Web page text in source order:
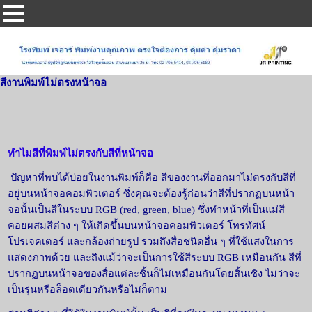
สีงานพิมพ์ไม่ตรงหน้าจอ
ทำไมสีที่พิมพ์ไม่ตรงกับสีที่หน้าจอ
ปัญหาที่พบได้บ่อยในงานพิมพ์ก็คือ สีของงานที่ออกมาไม่ตรงกับสีที่
อยู่บนหน้าจอคอมพิวเตอร์ ซึ่งคุณจะต้องรู้ก่อนว่าสีที่ปรากฏบนหน้า
จอนั้นเป็นสีในระบบ RGB (red, green, blue) ซึ่งทำหน้าที่เป็นแม่สี
คอยผสมสีต่าง ๆ ให้เกิดขึ้นบนหน้าจอคอมพิวเตอร์ โทรทัศน์
โปรเจคเตอร์ และกล้องถ่ายรูป รวมถึงสื่อชนิดอื่น ๆ ที่ใช้แสงในการ
แสดงภาพด้วย และถึงแม้ว่าจะเป็นการใช้สีระบบ RGB เหมือนกัน สีที่
ปรากฏบนหน้าจอของสื่อแต่ละชิ้นก็ไม่เหมือนกันโดยสิ้นเชิง ไม่ว่าจะ
เป็นรุ่นหรือล็อตเดียวกันหรือไม่ก็ตาม